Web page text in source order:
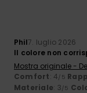
Phil7. luglio 2026
Il colore non
Mostra originale -
Comfort: 4/5
Materiale: 3/5